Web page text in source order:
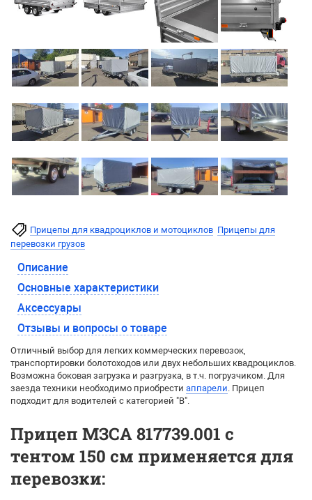
Прицепы для квадроциклов и мотоциклов Прицепы для
перевозки грузов
Описание
Основные характеристики
Аксессуары
Отзывы и вопросы о товаре
Отличный выбор для легких коммерческих перевозок,
транспортировки болотоходов или двух небольших квадроциклов.
Возможна боковая загрузка и разгрузка, в т.ч. погрузчиком. Для
заезда техники необходимо приобрести аппарели. Прицеп
подходит для водителей с категорией "В".
Прицеп МЗСА 817739.001 с
тентом 150 см применяется для
перевозки: